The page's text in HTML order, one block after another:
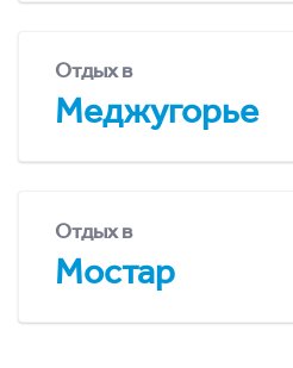
Отдых в
Меджугорье
Отдых в
Мостар